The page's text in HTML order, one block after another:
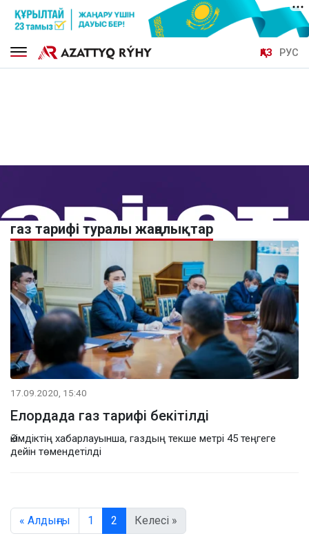
ҚАЗ РУС
газ тарифі туралы жаңалықтар
17.09.2020, 15:40
Елордада газ тарифі бекітілді
Әкімдіктің хабарлауынша, газдың текше метрі 45 теңгеге
дейін төмендетілді
« Алдыңғы 1 2 Келесі »